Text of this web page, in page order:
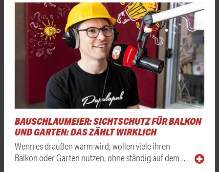
BAUSCHLAUMEIER: SICHTSCHUTZ FÜR BALKON
UND GARTEN: DAS ZÄHLT WIRKLICH
Wenn es draußen warm wird, wollen viele ihren
Balkon oder Garten nutzen, ohne ständig auf dem …